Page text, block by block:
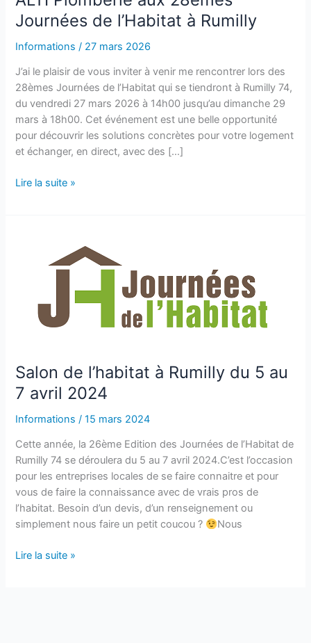
Journées de l’Habitat à Rumilly
Informations / 27 mars 2026
J’ai le plaisir de vous inviter à venir me rencontrer lors des
28èmes Journées de l’Habitat qui se tiendront à Rumilly 74,
du vendredi 27 mars 2026 à 14h00 jusqu’au dimanche 29
mars à 18h00. Cet événement est une belle opportunité
pour découvrir les solutions concrètes pour votre logement
et échanger, en direct, avec des […]
Lire la suite »
Salon de l’habitat à Rumilly du 5 au
7 avril 2024
Informations /15 mars 2024
Cette année, la 26ème Edition des Journées de l’Habitat de
Rumilly 74 se déroulera du 5 au 7 avril 2024.C’est l’occasion
pour les entreprises locales de se faire connaitre et pour
vous de faire la connaissance avec de vrais pros de
l’habitat. Besoin d’un devis, d’un renseignement ou
simplement nous faire un petit coucou ?
Nous
l’habitat
Rumilly
7
avril
2024
Lire la suite »